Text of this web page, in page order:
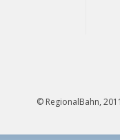
© RegionalBahn,